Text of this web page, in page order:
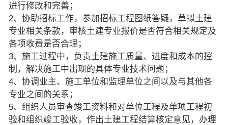
进行修改和完善；
2、协助招标工作，参加招标工程图纸答疑，草拟土建
专业相关条款，审核土建专业报价是否符合相关规定及
各项收费是否合理；
3、施工过程中，负责土建施工质量、进度和成本的控
制，解决施工中出现的具体专业技术问题；
4、协调业主、施工单位和监理单位之间以及与其他各
专业之间的关系；
5、组织人员审查竣工资料和对单位工程及单项工程初
验和组织竣工验收，作出土建工程结算核定意见，办理